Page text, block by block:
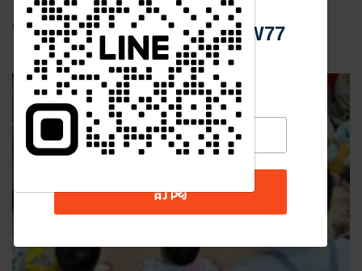
張噬霆 Apr 30 2025 23868
中華超傳媒 (文/ 黃俊憲)
Https://reurl.cc/adqW77
訂閱